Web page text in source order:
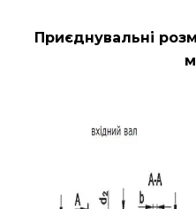
Приєднувальні